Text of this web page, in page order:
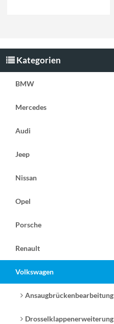
Kategorien
BMW
Mercedes
Audi
Jeep
Nissan
Opel
Porsche
Renault
Volkswagen
Ansaugbrückenbearbeitung
Drosselklappenerweiterung